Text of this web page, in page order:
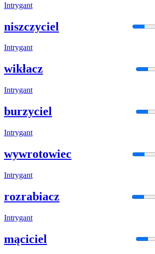
Intrygant
niszczyciel
Intrygant
wikłacz
Intrygant
burzyciel
Intrygant
wywrotowiec
Intrygant
rozrabiacz
Intrygant
mąciciel